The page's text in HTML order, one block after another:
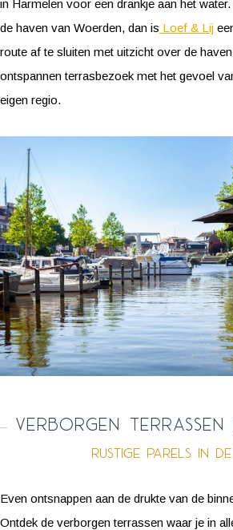
in Harmelen voor een drankje aan het
de haven van Woerden, dan is Loef & Lij
route af te sluiten met uitzicht over de
ontspannen terrasbezoek met het gevoel
eigen regio.
Verborgen terrassen
Rustige parels in
Even ontsnappen aan de drukte van de
Ontdek de verborgen terrassen waar je in